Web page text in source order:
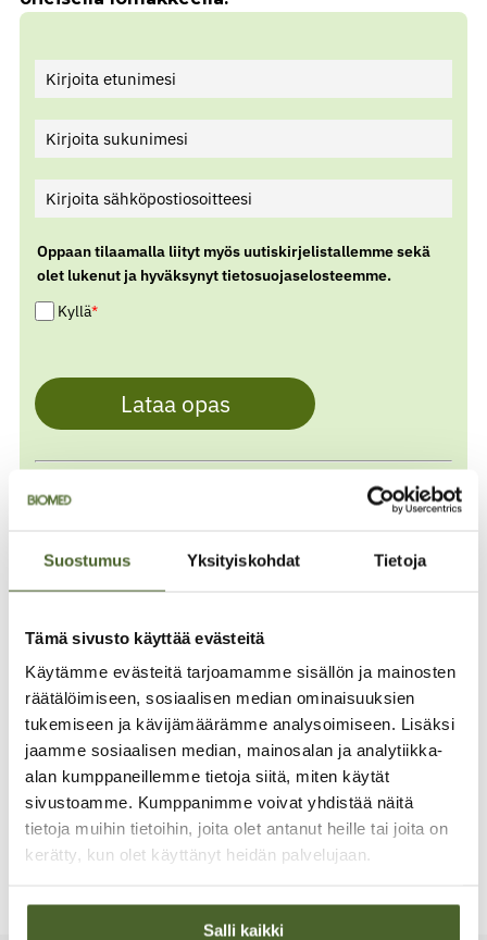
Suostumus Yksityiskohdat Tietoja
Tämä sivusto käyttää evästeitä
Käytämme evästeitä tarjoamamme sisällön ja mainosten
räätälöimiseen, sosiaalisen median ominaisuuksien
tukemiseen ja kävijämäärämme analysoimiseen. Lisäksi
jaamme sosiaalisen median, mainosalan ja analytiikka-
alan kumppaneillemme tietoja siitä, miten käytät
sivustoamme. Kumppanimme voivat yhdistää näitä
tietoja muihin tietoihin, joita olet antanut heille tai joita on
kerätty, kun olet käyttänyt heidän palvelujaan.
Salli kaikki
Oppaan tilaamalla liityt myös uutiskirjelistallemme sekä
olet lukenut ja hyväksynyt tietosuojaselosteemme.
Kyllä*
Lataa opas
Uutiskirjeen tilaajana saat tiedon kaikista
eduista, tulevista tapahtumista sekä
hyvinvointiin liittyen! Voit lopettaa
uutiskirjeen tilauksen milloin tahansa.
Kerro myös kavereillesi - jaa
sivua ilman rajoituksia!
Toivomme, että jaat tämän huippuasiantuntijan
tekemän oppaan myös somessa, jotta
kavereillasikin on mahdollisuus saada eväitä
terveempään elämään ilmaiseks!